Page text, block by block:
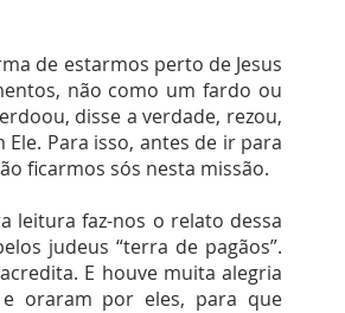
de estarmos perto de Jesus
não como um fardo ou
disse a verdade, rezou,
Para isso, antes de ir para
ficarmos sós nesta missão.
leitura faz-nos o relato dessa
judeus “terra de pagãos”.
E houve muita alegria
e oraram por eles, para que